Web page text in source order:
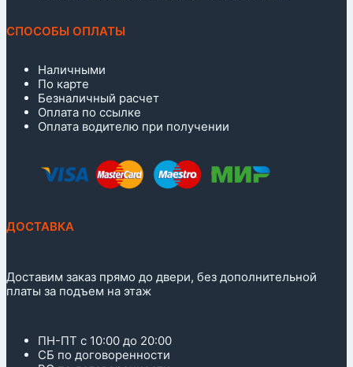
СПОСОБЫ ОПЛАТЫ
Наличными
По карте
Безналичный расчет
Оплата по ссылке
Оплата водителю при получении
ДОСТАВКА
Доставим заказ прямо до двери, без дополнительной
платы за подъем на этаж
ПН-ПТ с 10:00 до 20:00
СБ по договоренности